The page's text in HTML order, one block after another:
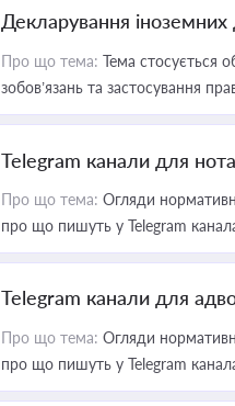
Декларування іноземних
Про що тема: Тема стосується
зобов’язань та застосування
Telegram канали для
Про що тема: Огляди
про що пишуть у Telegram
Telegram канали для
Про що тема: Огляди
про що пишуть у Telegram